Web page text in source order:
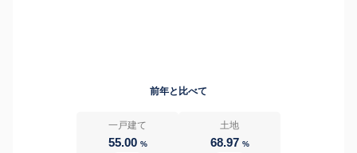
前年と比べて
一戸建て
55.00 %
土地
68.97 %